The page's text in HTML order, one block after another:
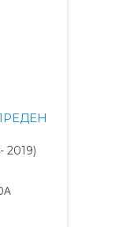
2019)